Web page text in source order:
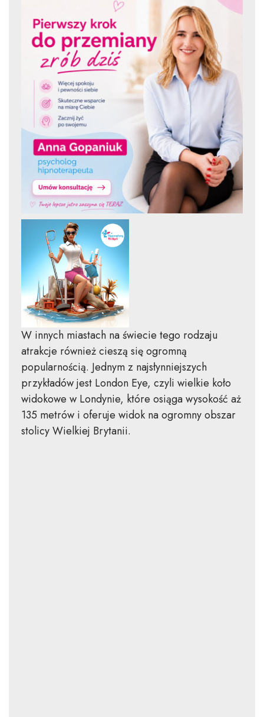
W innych miastach na świecie tego rodzaju
atrakcje również cieszą się ogromną
popularnością. Jednym z najsłynniejszych
przykładów jest London Eye, czyli wielkie koło
widokowe w Londynie, które osiąga wysokość aż
135 metrów i oferuje widok na ogromny obszar
stolicy Wielkiej Brytanii.